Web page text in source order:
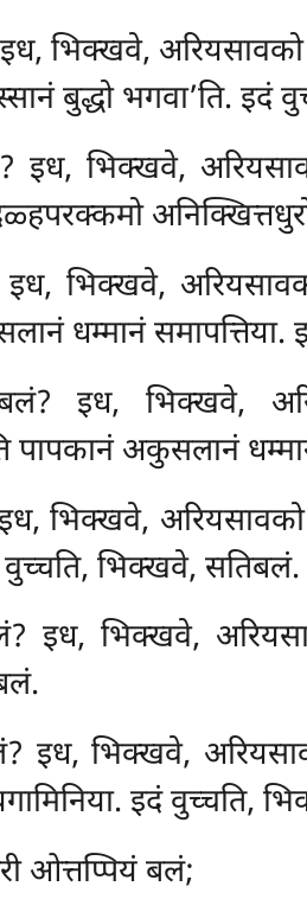
भिक्खवे, अरियसावको
बुद्धो भगवा’ति. इदं
इध, भिक्खवे,
भिक्खवे, अरियसावको
धम्मानं समापत्तिया.
इध, भिक्खवे,
पापकानं अकुसलानं
भिक्खवे, अरियसावको
वुच्चति, भिक्खवे, सतिबलं.
इध, भिक्खवे,
भिक्खवे,
इदं वुच्चति,
ओत्तप्पियं बलं;